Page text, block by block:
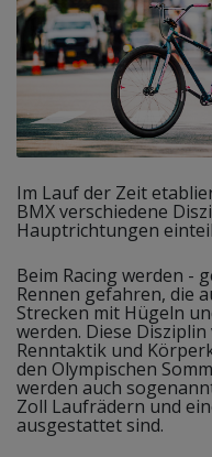
Im Lauf der Zeit
BMX verschiedene
Hauptrichtungen
Beim Racing werden -
Rennen gefahren, die
Strecken mit Hügeln
werden. Diese
Renntaktik und
den Olympischen
werden auch
Zoll Laufrädern und
ausgestattet sind.